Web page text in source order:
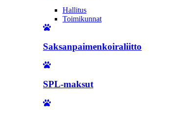
Hallitus
Toimikunnat
Saksanpaimenkoiraliitto
SPL-maksut